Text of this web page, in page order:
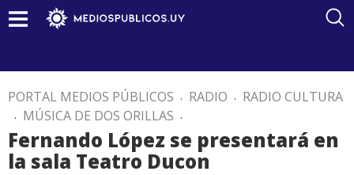
PORTAL MEDIOS PÚBLICOS . RADIO . RADIO CULTURA
. MÚSICA DE DOS ORILLAS .
Fernando López se presentará en
la sala Teatro Ducon